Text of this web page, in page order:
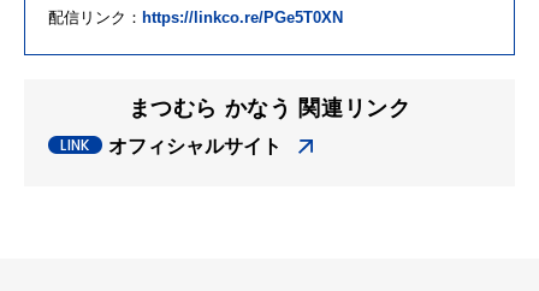
配信リンク： https://linkco.re/PGe5T0XN
まつむら かなう 関連リンク
オフィシャルサイト